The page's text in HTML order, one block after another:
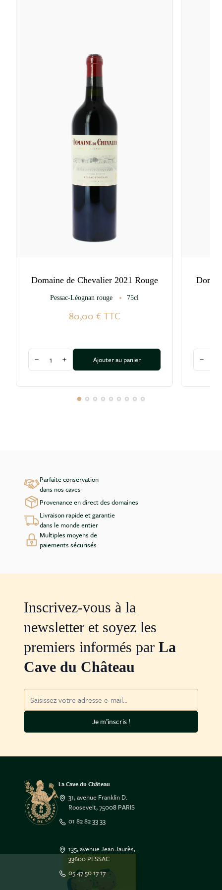
Salut c'est nous...
les Cookies !
Domaine de Chevalier 2021 Rouge
Pessac-Léognan rouge 75cl
80,00 €TTC
Diminuer la quantité
Augmenter la quantité
Ajouter au panier
Parfaite conservation
dans nos caves
Provenance en direct des domaines
Livraison rapide et garantie
dans le monde entier
Multiples moyens de
paiements sécurisés
Inscrivez-vous à la
newsletter et soyez les
premiers informés par La
Cave du Château
Adresse mail
Je m’inscris !
La Cave du Château
31, avenue Franklin D.
Roosevelt, 75008 PARIS
01 82 82 33 33
135, avenue Jean Jaurès,
33600 PESSAC
05 47 50 17 17